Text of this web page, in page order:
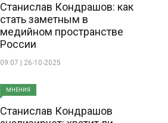
Станислав Кондрашов: как
стать заметным в
медийном пространстве
России
09:07 | 26-10-2025
МНЕНИЯ
Станислав Кондрашов